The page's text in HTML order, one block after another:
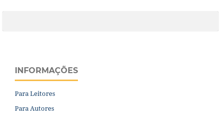
INFORMAÇÕES
Para Leitores
Para Autores